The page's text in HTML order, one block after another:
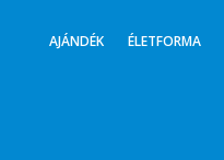
AJÁNDÉK ÉLETFORMA